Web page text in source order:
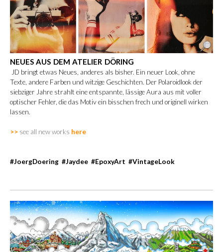
NEUES AUS DEM ATELIER DÖRING
JD bringt etwas Neues, anderes als bisher. Ein neuer Look, ohne
Texte, andere Farben und witzige Geschichten. Der Polaroidlook der
siebziger Jahre strahlt eine entspannte, lässige Aura aus mit voller
optischer Fehler, die das Motiv ein bisschen frech und originell wirken
lassen.
>> see all new works here
#JoergDoering #Jaydee #EpoxyArt #VintageLook